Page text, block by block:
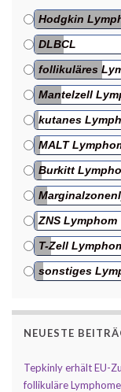
Hodgkin
DLBCL
follikuläres
Mantelzell
kutanes
MALT
Burkitt
ZNS Lymphom
T-Zell
sonstiges
NEUESTE
Tepkinly erhält EU-
follikuläre Lymphome